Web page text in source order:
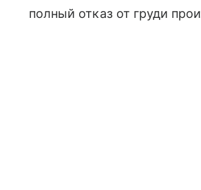
полный отказ от груди